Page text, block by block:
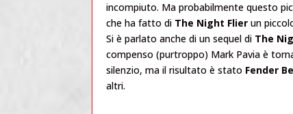
incompiuto. Ma probabilmente questo
che ha fatto di The Night Flier un
Si è parlato anche di un sequel di The
compenso (purtroppo) Mark Pavia è
silenzio, ma il risultato è stato Fender
altri.